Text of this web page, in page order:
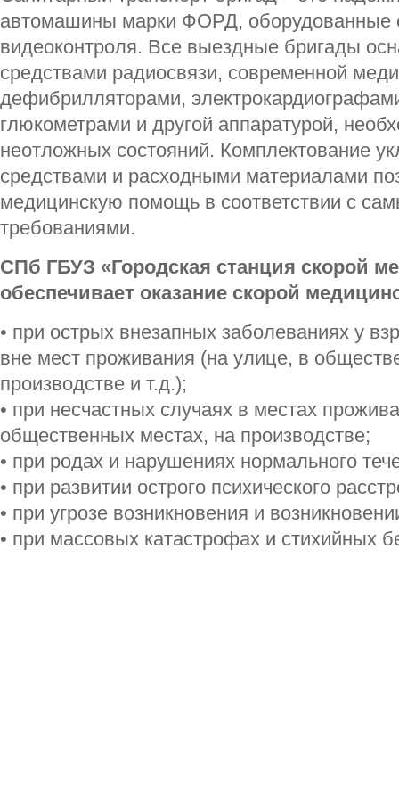
автомашины марки ФОРД, оборудованные
видеоконтроля. Все выездные бригады
средствами радиосвязи, современной
дефибрилляторами,
глюкометрами и другой аппаратурой,
неотложных состояний. Комплектование
средствами и расходными материалами
медицинскую помощь в соответствии с
требованиями.
СПб ГБУЗ «Городская станция скорой
обеспечивает оказание скорой
• при острых внезапных заболеваниях у
вне мест проживания (на улице, в
производстве и т.д.);
• при несчастных случаях в местах
общественных местах, на производстве;
• при родах и нарушениях нормального
• при развитии острого психического
• при угрозе возникновения и
• при массовых катастрофах и стихийных